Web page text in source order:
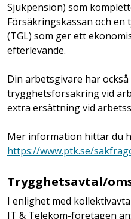
Sjukpension) som
Försäkringskassan och
(TGL) som ger ett
efterlevande.
Din arbetsgivare har
trygghetsförsäkring vid
extra ersättning vid
Mer information hittar du
https://www.ptk.se/
Trygghetsavtal/
I enlighet med
IT & Telekom-företagen